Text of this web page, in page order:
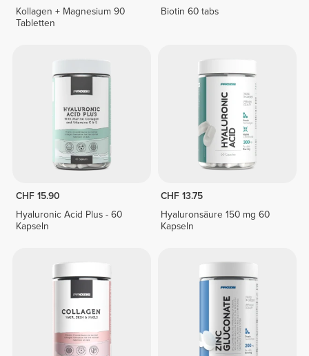
Kollagen + Magnesium 90
Tabletten
Biotin 60 tabs
CHF 15.90
Hyaluronic Acid Plus - 60
Kapseln
CHF 13.75
Hyaluronsäure 150 mg 60
Kapseln